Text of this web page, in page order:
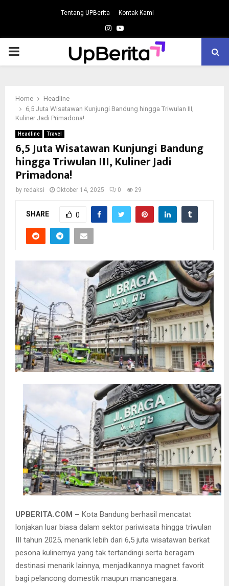
Tentang UPBerita Kontak Kami
Instagram
Youtube
PRIMARY
Home
Headline
6,5 Juta Wisatawan Kunjungi Bandung hingga Triwulan III,
Kuliner Jadi Primadona!
Headline Travel
6,5 Juta Wisatawan Kunjungi Bandung
hingga Triwulan III, Kuliner Jadi
Primadona!
by redaksi Oktober 14, 2025 0 29
SHARE 0
UPBERITA.COM – Kota Bandung berhasil mencatat
lonjakan luar biasa dalam sektor pariwisata hingga triwulan
III tahun 2025, menarik lebih dari 6,5 juta wisatawan berkat
pesona kulinernya yang tak tertandingi serta beragam
destinasi menarik lainnya, menjadikannya magnet favorit
bagi pelancong domestik maupun mancanegara.